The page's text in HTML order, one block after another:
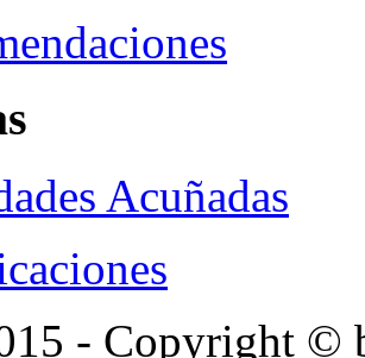
Acuñadas
- Copyright ©